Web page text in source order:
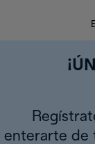
enterarte de